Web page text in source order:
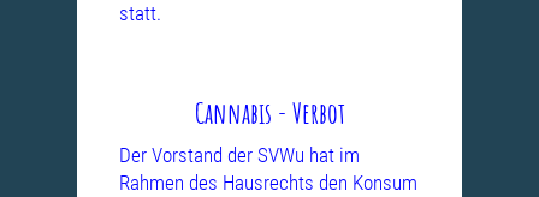
statt.
Cannabis - Verbot
Der Vorstand der SVWu hat im
Rahmen des Hausrechts den Konsum